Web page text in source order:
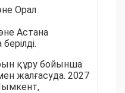
Орал
Астана
құру бойынша
жалғасуда. 2027